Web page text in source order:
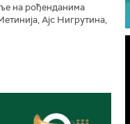
на рођенданима
Ајс Нигрутина,